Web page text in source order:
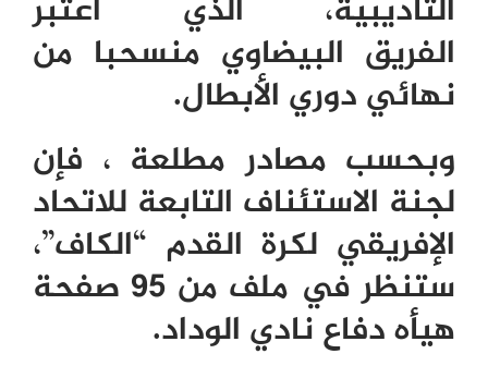
التأديبية، الذي اعتبر
الفريق البيضاوي منسحبا من
نهائي دوري الأبطال.
وبحسب مصادر مطلعة ، فإن
لجنة الاستئناف التابعة للاتحاد
الإفريقي لكرة القدم “الكاف”،
ستنظر في ملف من 95 صفحة
هيأه دفاع نادي الوداد.